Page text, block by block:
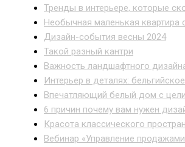
Тренды в интерьере, которые
Необычная маленькая квартира
Дизайн-события весны 2024
Такой разный кантри
Важность ландшафтного
Интерьер в деталях:
Впечатляющий белый дом с
6 причин почему вам нужен
Красота классического
Вебинар «Управление